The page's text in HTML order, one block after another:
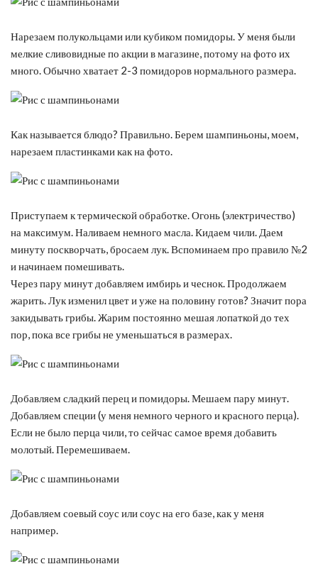
Нарезаем полукольцами или кубиком помидоры. У меня были
мелкие сливовидные по акции в магазине, потому на фото их
много. Обычно хватает 2-3 помидоров нормального размера.
Как называется блюдо? Правильно. Берем шампиньоны, моем,
нарезаем пластинками как на фото.
Приступаем к термической обработке. Огонь (электричество)
на максимум. Наливаем немного масла. Кидаем чили. Даем
минуту поскворчать, бросаем лук. Вспоминаем про правило №2
и начинаем помешивать.
Через пару минут добавляем имбирь и чеснок. Продолжаем
жарить. Лук изменил цвет и уже на половину готов? Значит пора
закидывать грибы. Жарим постоянно мешая лопаткой до тех
пор, пока все грибы не уменьшаться в размерах.
Добавляем сладкий перец и помидоры. Мешаем пару минут.
Добавляем специи (у меня немного черного и красного перца).
Если не было перца чили, то сейчас самое время добавить
молотый. Перемешиваем.
Добавляем соевый соус или соус на его базе, как у меня
например.